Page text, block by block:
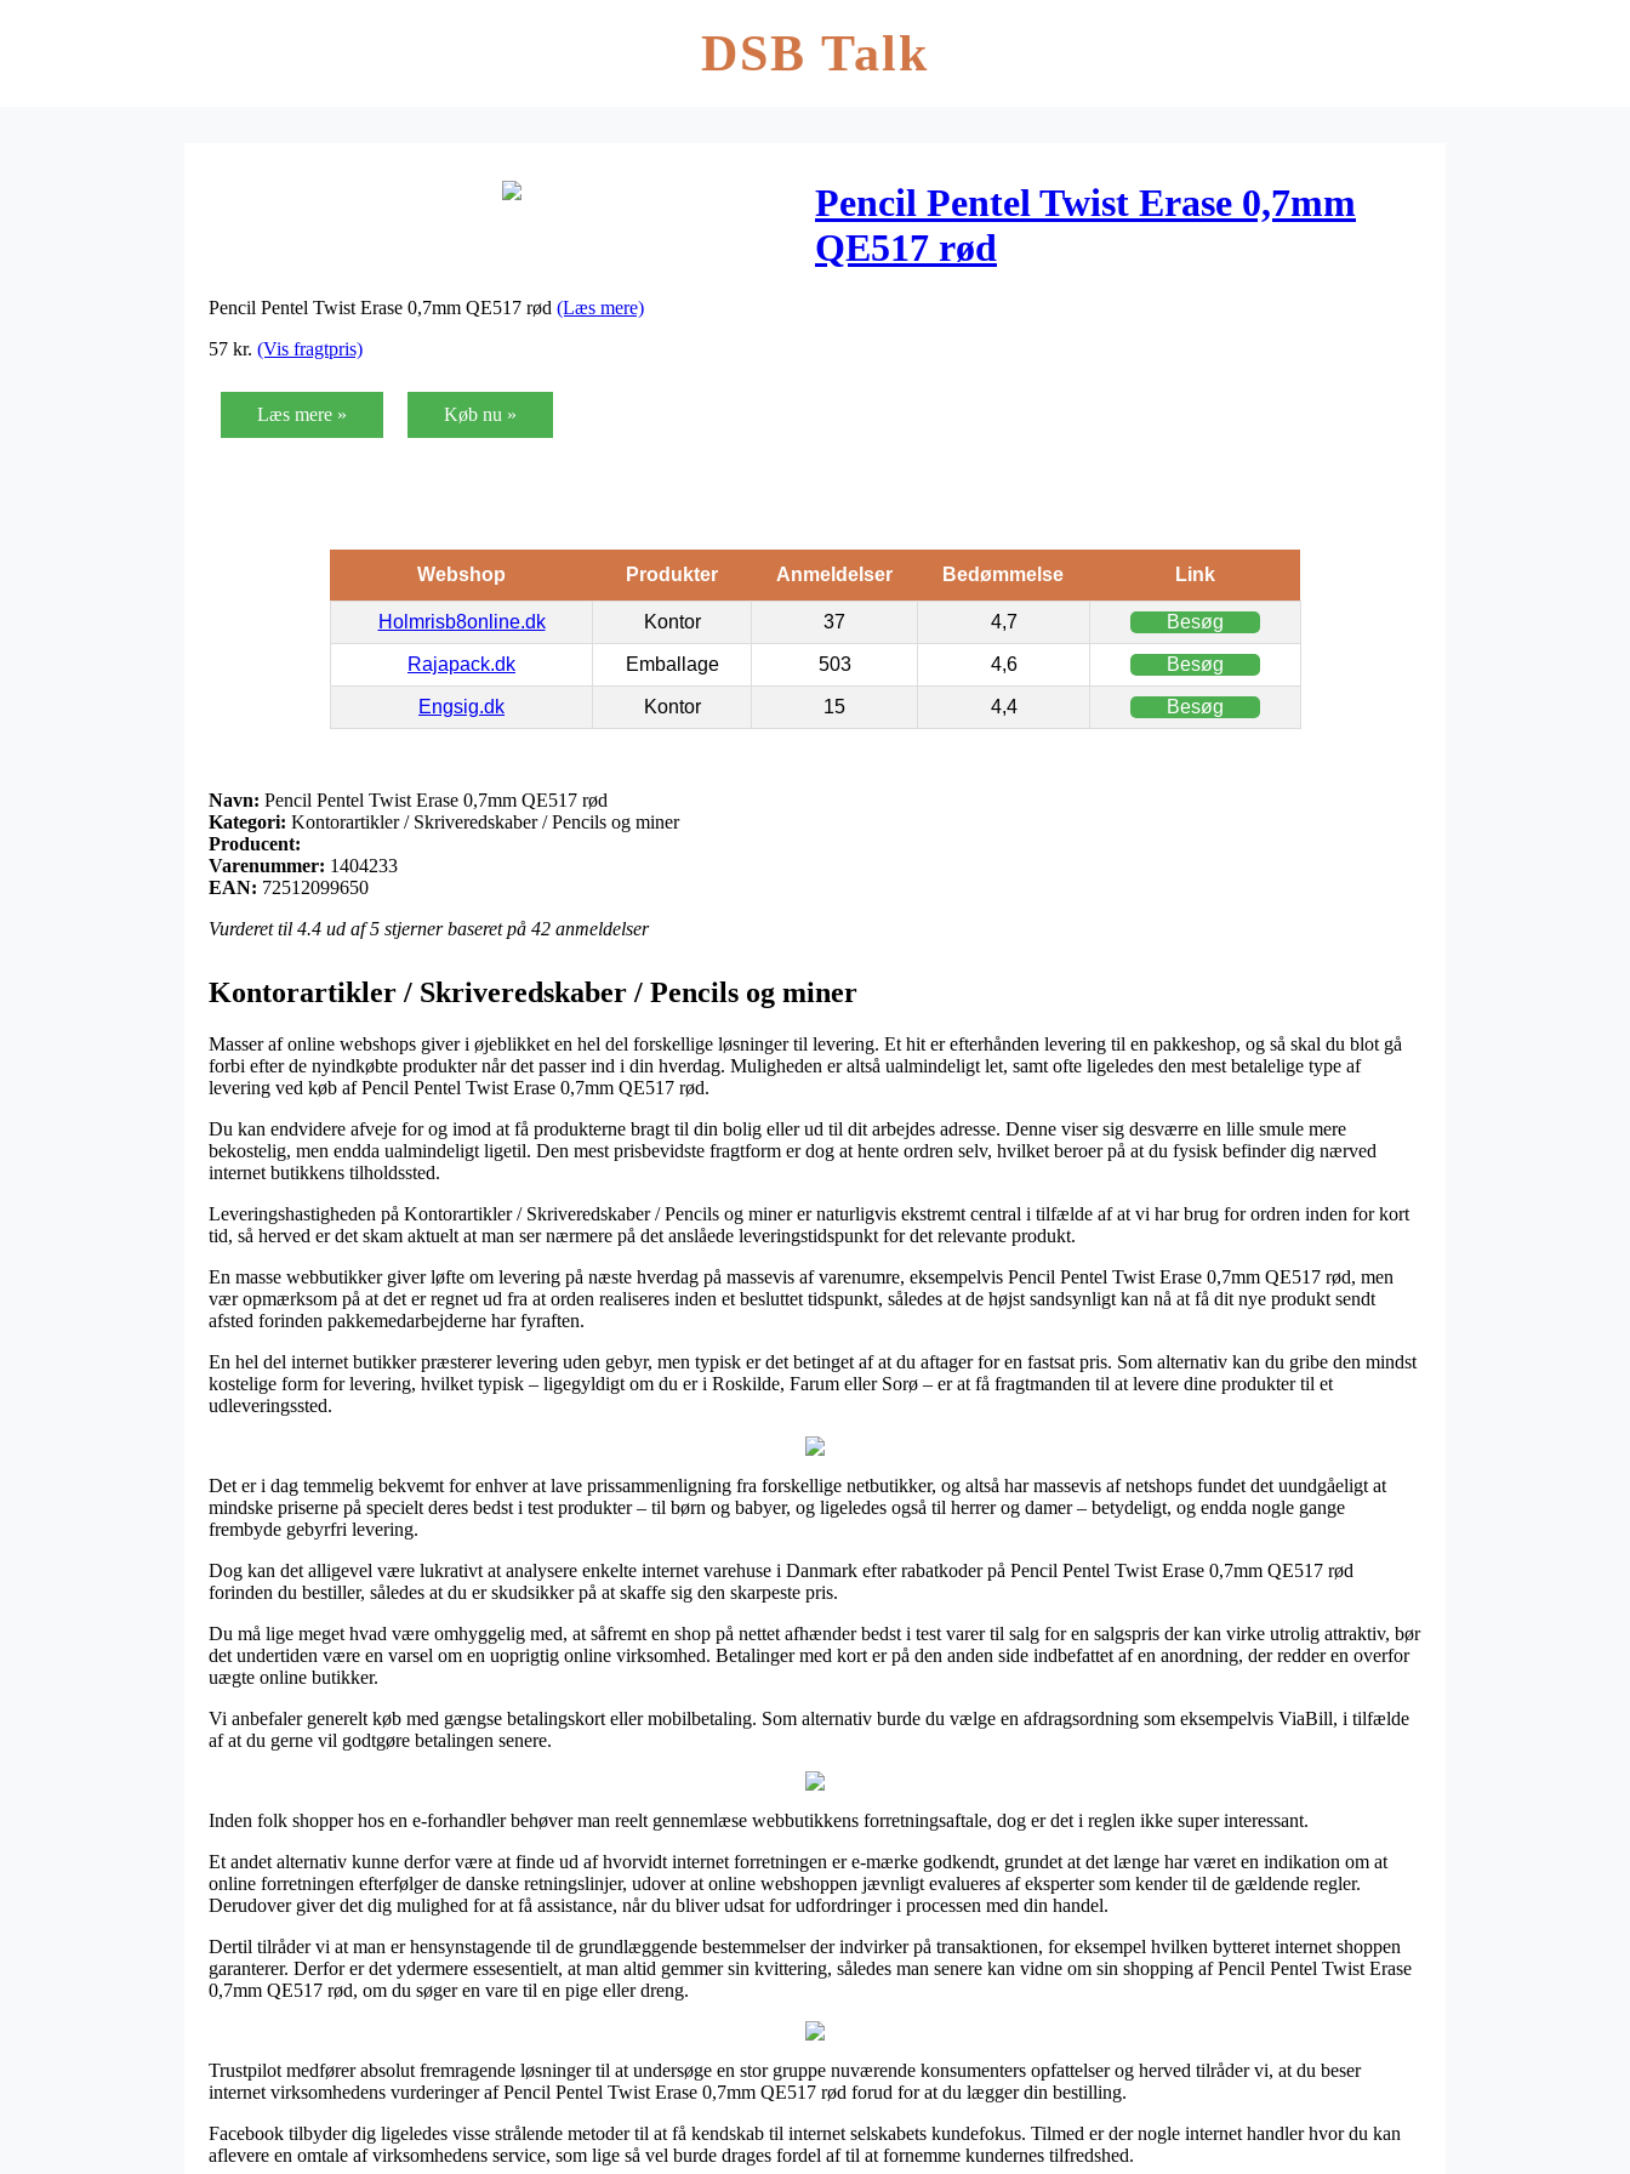
DSB Talk
Pencil Pentel Twist Erase 0,7mm
QE517 rød
Pencil Pentel Twist Erase 0,7mm QE517 rød (Læs mere)
57 kr. (Vis fragtpris)
Læs mere » Køb nu »
Webshop Produkter Anmeldelser Bedømmelse Link
Holmrisb8online.dk Kontor 37 4,7 Besøg
Rajapack.dk Emballage 503 4,6 Besøg
Engsig.dk Kontor 15 4,4 Besøg
Navn: Pencil Pentel Twist Erase 0,7mm QE517 rød
Kategori: Kontorartikler / Skriveredskaber / Pencils og miner
Producent:
Varenummer: 1404233
EAN: 72512099650
Vurderet til 4.4 ud af 5 stjerner baseret på 42 anmeldelser
Kontorartikler / Skriveredskaber / Pencils og miner
Masser af online webshops giver i øjeblikket en hel del forskellige løsninger til levering. Et hit er efterhånden levering til en pakkeshop, og så skal du blot gå
forbi efter de nyindkøbte produkter når det passer ind i din hverdag. Muligheden er altså ualmindeligt let, samt ofte ligeledes den mest betalelige type af
levering ved køb af Pencil Pentel Twist Erase 0,7mm QE517 rød.
Du kan endvidere afveje for og imod at få produkterne bragt til din bolig eller ud til dit arbejdes adresse. Denne viser sig desværre en lille smule mere
bekostelig, men endda ualmindeligt ligetil. Den mest prisbevidste fragtform er dog at hente ordren selv, hvilket beroer på at du fysisk befinder dig nærved
internet butikkens tilholdssted.
Leveringshastigheden på Kontorartikler / Skriveredskaber / Pencils og miner er naturligvis ekstremt central i tilfælde af at vi har brug for ordren inden for kort
tid, så herved er det skam aktuelt at man ser nærmere på det anslåede leveringstidspunkt for det relevante produkt.
En masse webbutikker giver løfte om levering på næste hverdag på massevis af varenumre, eksempelvis Pencil Pentel Twist Erase 0,7mm QE517 rød, men
vær opmærksom på at det er regnet ud fra at orden realiseres inden et besluttet tidspunkt, således at de højst sandsynligt kan nå at få dit nye produkt sendt
afsted forinden pakkemedarbejderne har fyraften.
En hel del internet butikker præsterer levering uden gebyr, men typisk er det betinget af at du aftager for en fastsat pris. Som alternativ kan du gribe den mindst
kostelige form for levering, hvilket typisk – ligegyldigt om du er i Roskilde, Farum eller Sorø – er at få fragtmanden til at levere dine produkter til et
udleveringssted.
Det er i dag temmelig bekvemt for enhver at lave prissammenligning fra forskellige netbutikker, og altså har massevis af netshops fundet det uundgåeligt at
mindske priserne på specielt deres bedst i test produkter – til børn og babyer, og ligeledes også til herrer og damer – betydeligt, og endda nogle gange
frembyde gebyrfri levering.
Dog kan det alligevel være lukrativt at analysere enkelte internet varehuse i Danmark efter rabatkoder på Pencil Pentel Twist Erase 0,7mm QE517 rød
forinden du bestiller, således at du er skudsikker på at skaffe sig den skarpeste pris.
Du må lige meget hvad være omhyggelig med, at såfremt en shop på nettet afhænder bedst i test varer til salg for en salgspris der kan virke utrolig attraktiv, bør
det undertiden være en varsel om en uoprigtig online virksomhed. Betalinger med kort er på den anden side indbefattet af en anordning, der redder en overfor
uægte online butikker.
Vi anbefaler generelt køb med gængse betalingskort eller mobilbetaling. Som alternativ burde du vælge en afdragsordning som eksempelvis ViaBill, i tilfælde
af at du gerne vil godtgøre betalingen senere.
Inden folk shopper hos en e-forhandler behøver man reelt gennemlæse webbutikkens forretningsaftale, dog er det i reglen ikke super interessant.
Et andet alternativ kunne derfor være at finde ud af hvorvidt internet forretningen er e-mærke godkendt, grundet at det længe har været en indikation om at
online forretningen efterfølger de danske retningslinjer, udover at online webshoppen jævnligt evalueres af eksperter som kender til de gældende regler.
Derudover giver det dig mulighed for at få assistance, når du bliver udsat for udfordringer i processen med din handel.
Dertil tilråder vi at man er hensynstagende til de grundlæggende bestemmelser der indvirker på transaktionen, for eksempel hvilken bytteret internet shoppen
garanterer. Derfor er det ydermere essesentielt, at man altid gemmer sin kvittering, således man senere kan vidne om sin shopping af Pencil Pentel Twist Erase
0,7mm QE517 rød, om du søger en vare til en pige eller dreng.
Trustpilot medfører absolut fremragende løsninger til at undersøge en stor gruppe nuværende konsumenters opfattelser og herved tilråder vi, at du beser
internet virksomhedens vurderinger af Pencil Pentel Twist Erase 0,7mm QE517 rød forud for at du lægger din bestilling.
Facebook tilbyder dig ligeledes visse strålende metoder til at få kendskab til internet selskabets kundefokus. Tilmed er der nogle internet handler hvor du kan
aflevere en omtale af virksomhedens service, som lige så vel burde drages fordel af til at fornemme kundernes tilfredshed.